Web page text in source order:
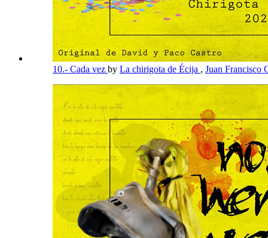
10.- Cada vez by La chirigota de Écija , Juan Francisco